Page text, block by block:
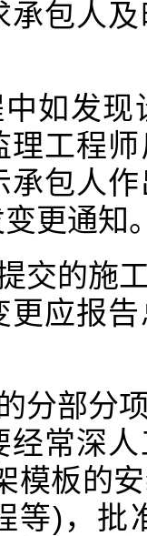
承包人
如发
理工程
承包人
更通知
交的施
更应报
分部分
经常深
模板的
等)，批